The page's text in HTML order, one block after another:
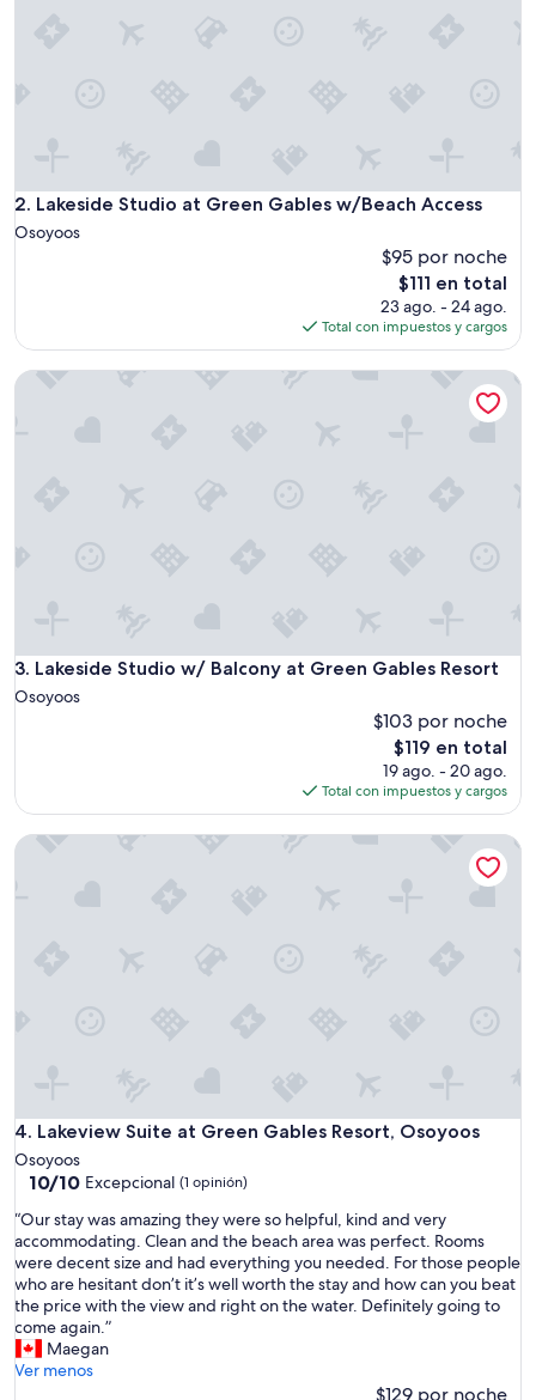
2. Lakeside Studio at Green Gables w/Beach Access
Lakeside Studio at Green Gables w/Beach Access
Osoyoos
$95 por noche
El
precio
actual
es
de
$111 en total
23 ago. - 24 ago.
Total con impuestos y cargos
3. Lakeside Studio w/ Balcony at Green Gables Resort
Lakeside Studio w/ Balcony at Green Gables Resort
Osoyoos
$103 por noche
El
precio
actual
es
de
$119 en total
19 ago. - 20 ago.
Total con impuestos y cargos
Lakeside Studio w/ Balcony at Green Gables Resort
4. Lakeview Suite at Green Gables Resort, Osoyoos
Lakeview Suite at Green Gables Resort, Osoyoos
Osoyoos
10.0
10,
Excepcional,
(1
opinión)
10/10 Excepcional (1 opinión)
“
O
u
r
s
t
a
y
“Our stay was amazing they were so helpful, kind and very
accommodating. Clean and the beach area was perfect. Rooms
were decent size and had everything you needed. For those people
who are hesitant don’t it’s well worth the stay and how can you beat
the price with the view and right on the water. Definitely going to
come again.”
Maegan
Ver menos
$129 por noche
Lakeview Suite at Green Gables Resort, Osoyoos